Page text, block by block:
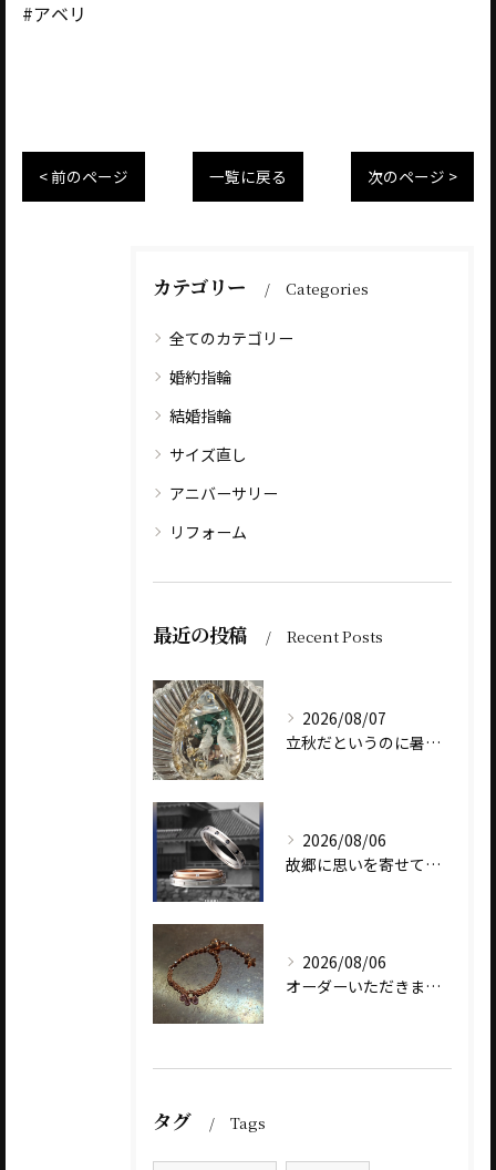
#アベリ
< 前のページ 一覧に戻る 次のページ >
カテゴリー Categories
全てのカテゴリー
婚約指輪
結婚指輪
サイズ直し
アニバーサリー
リフォーム
最近の投稿 Recent Posts
2026/08/07
立秋だというのに暑いですね
2026/08/06
故郷に思いを寄せて～オリジナルブランド【Shinano(しな...
2026/08/06
オーダーいただきました、AbHeri 『dew 露』の新作で...
タグ Tags